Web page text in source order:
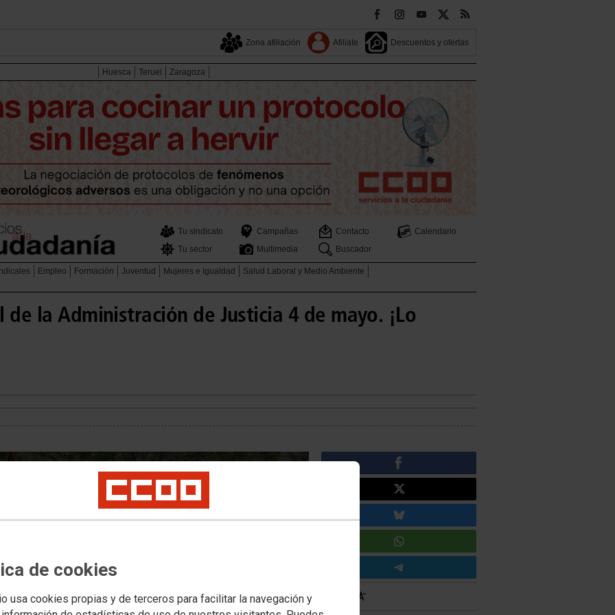
de cookies
usa cookies propias y de terceros para facilitar la navegación y
Zona afiliación Afiliate Descuentos y ofertas
Huesca Teruel Zaragoza
Tu sindicato Campañas Contacto
Calendario
Tu sector
Multimedia Buscador
Empleo Formación Juventud Mujeres e Igualdad
Salud Laboral y Medio Ambiente
la Administración de Justicia 4 de mayo. ¡Lo